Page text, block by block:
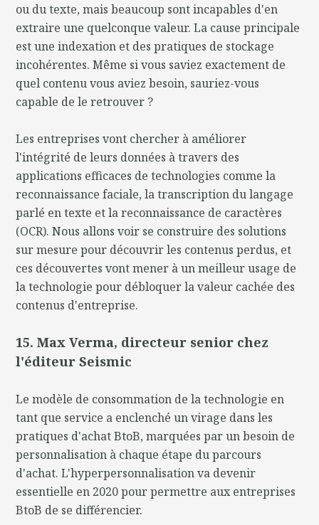
ou du texte, mais beaucoup sont incapables d'en
extraire une quelconque valeur. La cause principale
est une indexation et des pratiques de stockage
incohérentes. Même si vous saviez exactement de
quel contenu vous aviez besoin, sauriez-vous
capable de le retrouver ?
Les entreprises vont chercher à améliorer
l'intégrité de leurs données à travers des
applications efficaces de technologies comme la
reconnaissance faciale, la transcription du langage
parlé en texte et la reconnaissance de caractères
(OCR). Nous allons voir se construire des solutions
sur mesure pour découvrir les contenus perdus, et
ces découvertes vont mener à un meilleur usage de
la technologie pour débloquer la valeur cachée des
contenus d'entreprise.
15. Max Verma, directeur senior chez
l'éditeur Seismic
Le modèle de consommation de la technologie en
tant que service a enclenché un virage dans les
pratiques d'achat BtoB, marquées par un besoin de
personnalisation à chaque étape du parcours
d'achat. L'hyperpersonnalisation va devenir
essentielle en 2020 pour permettre aux entreprises
BtoB de se différencier.